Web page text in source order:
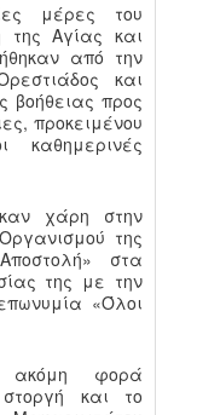
μέρες του
της Αγίας και
από την
και
βοήθειας προς
προκειμένου
καθημερινές
χάρη στην
της
στα
της με την
«Όλοι
ακόμη φορά
και το